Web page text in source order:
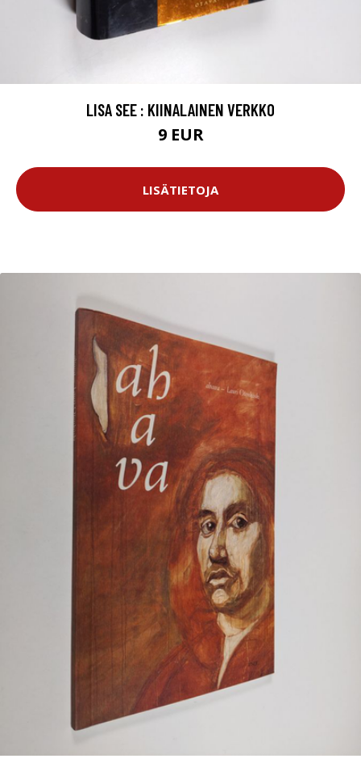
LISA SEE : KIINALAINEN VERKKO
9 EUR
LISÄTIETOJA